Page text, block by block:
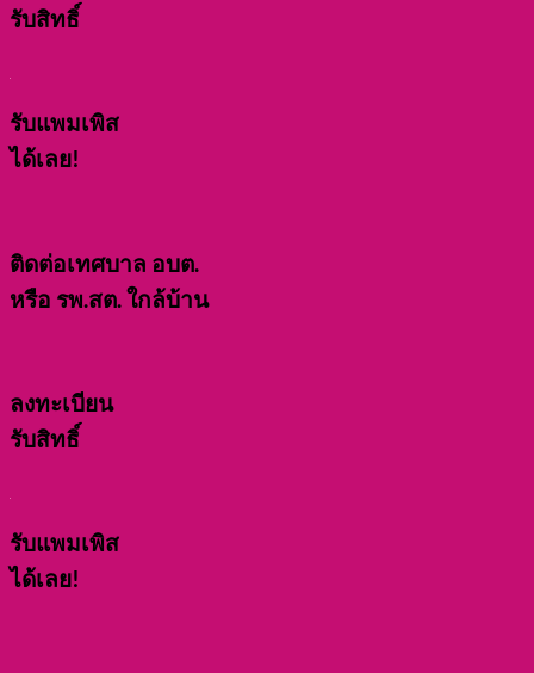
รับสิทธิ์
รับแพมเพิส
ได้เลย!
ติดต่อเทศบาล อบต.
หรือ รพ.สต. ใกล้บ้าน
ลงทะเบียน
รับสิทธิ์
รับแพมเพิส
ได้เลย!